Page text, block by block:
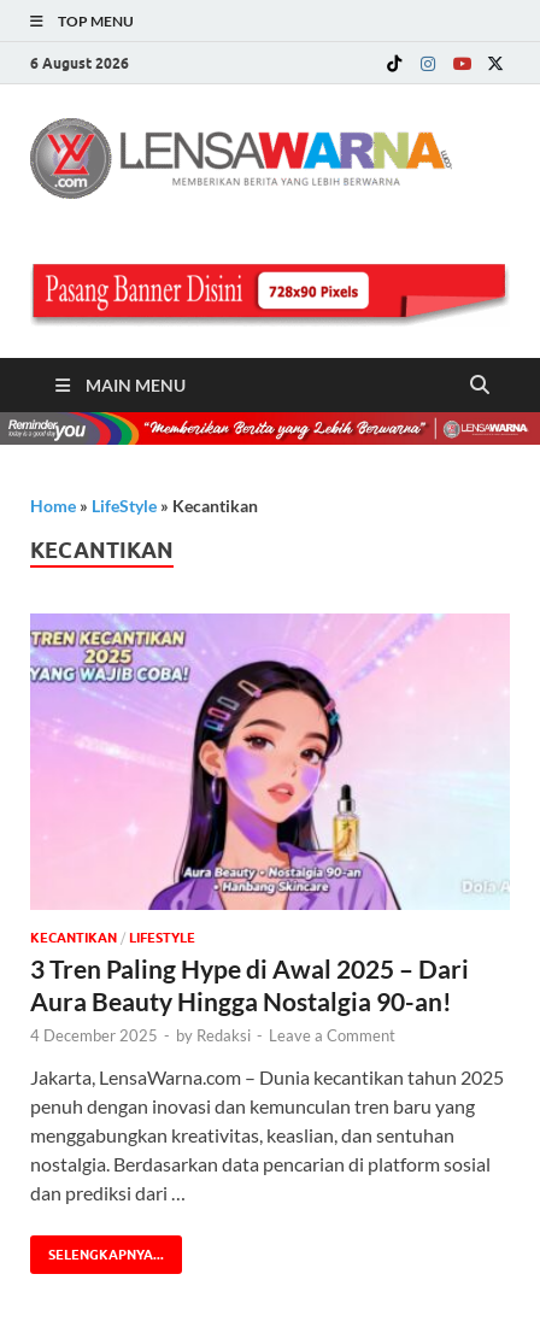
TOP MENU
6 August 2026
MAIN MENU
Home » ‎LifeStyle » Kecantikan
KECANTIKAN
KECANTIKAN / ‎LIFESTYLE
3 Tren Paling Hype di Awal 2025 – Dari
Aura Beauty Hingga Nostalgia 90-an!
4 December 2025 - by Redaksi - Leave a Comment
Jakarta, LensaWarna.com – Dunia kecantikan tahun 2025
penuh dengan inovasi dan kemunculan tren baru yang
menggabungkan kreativitas, keaslian, dan sentuhan
nostalgia. Berdasarkan data pencarian di platform sosial
dan prediksi dari …
SELENGKAPNYA...